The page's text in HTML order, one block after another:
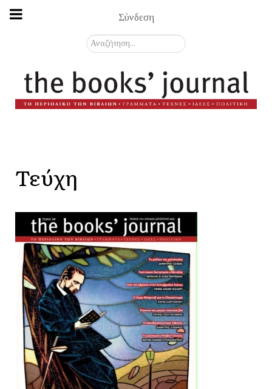
Σύνδεση
Αναζήτηση...
Τεύχη